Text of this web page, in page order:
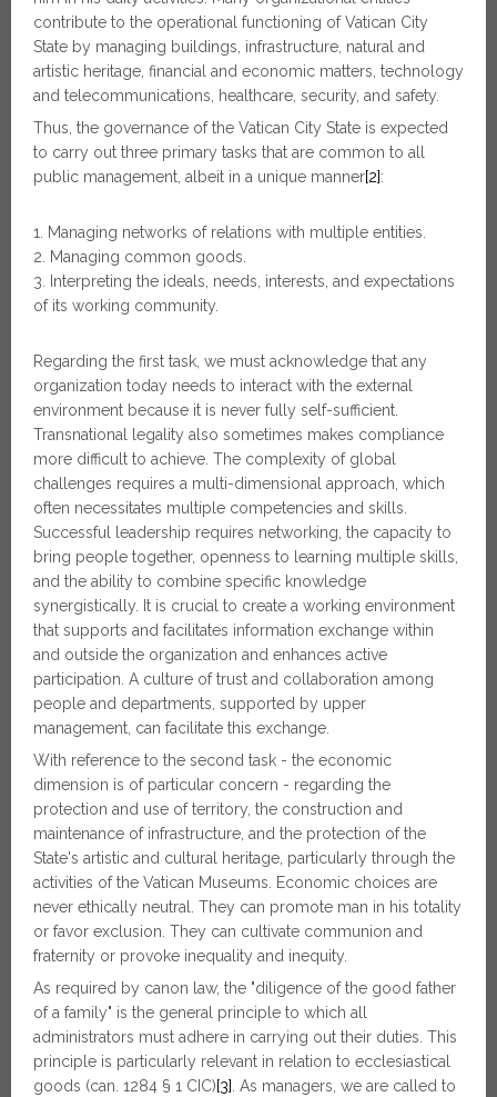
contribute to the operational functioning of Vatican City
State by managing buildings, infrastructure, natural and
artistic heritage, financial and economic matters, technology
and telecommunications, healthcare, security, and safety.
Thus, the governance of the Vatican City State is expected
to carry out three primary tasks that are common to all
public management, albeit in a unique manner[2]:
Managing networks of relations with multiple entities.
Managing common goods.
Interpreting the ideals, needs, interests, and expectations
of its working community.
Regarding the first task, we must acknowledge that any
organization today needs to interact with the external
environment because it is never fully self-sufficient.
Transnational legality also sometimes makes compliance
more difficult to achieve. The complexity of global
challenges requires a multi-dimensional approach, which
often necessitates multiple competencies and skills.
Successful leadership requires networking, the capacity to
bring people together, openness to learning multiple skills,
and the ability to combine specific knowledge
synergistically. It is crucial to create a working environment
that supports and facilitates information exchange within
and outside the organization and enhances active
participation. A culture of trust and collaboration among
people and departments, supported by upper
management, can facilitate this exchange.
With reference to the second task - the economic
dimension is of particular concern - regarding the
protection and use of territory, the construction and
maintenance of infrastructure, and the protection of the
State's artistic and cultural heritage, particularly through the
activities of the Vatican Museums. Economic choices are
never ethically neutral. They can promote man in his totality
or favor exclusion. They can cultivate communion and
fraternity or provoke inequality and inequity.
As required by canon law, the "diligence of the good father
of a family" is the general principle to which all
administrators must adhere in carrying out their duties. This
principle is particularly relevant in relation to ecclesiastical
goods (can. 1284 § 1 CIC)[3] . As managers, we are called to